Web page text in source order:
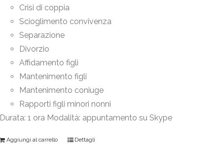
Crisi di coppia
Scioglimento convivenza
Separazione
Divorzio
Affidamento figli
Mantenimento figli
Mantenimento coniuge
Rapporti figli minori nonni
Durata: 1 ora Modalità: appuntamento su Skype
Aggiungi al carrello Dettagli